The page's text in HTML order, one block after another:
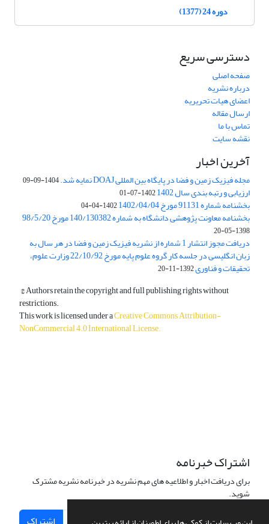
دوره 24 (1377)
دسترسی سریع
صفحه اصلی
درباره نشریه
اعضای هیات تحریریه
ارسال مقاله
تماس با ما
نقشه سایت
آخرین اخبار
مجله فیزیک زمین و فضا در پایگاه بین المللی DOAJ نمایه شد. 1404-09-09
ارزیابی و رتبه بندی سال 1402 1402-07-01
بخشنامه شماره 91131 مورخ 1402/04/04 1402-04-04
بخشنامه معاونت پژوهشی دانشگاه به شماره 140/130382 مورخ 98/5/20
1398-05-20
دریافت مجوز انتشار 1 شماره از نشریه فیزیک زمین و فضا در هر سال به
زبان انگلیسی در جلسه کار گروه علوم پایه مورخ 22/10/92 وزارت علوم،
تحقیقات و فناوری1392-11-20
© Authors retain the copyright and full publishing rights without
restrictions.
This work is licensed under aCreative Commons Attribution-
NonCommercial 4.0 International License.
اشتراک خبرنامه
برای دریافت اخبار و اطلاعیه های مهم نشریه در خبرنامه نشریه مشترک
شوید.